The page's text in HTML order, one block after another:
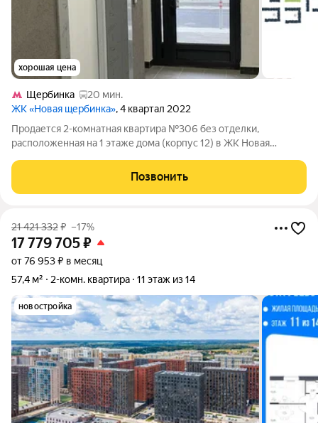
хорошая цена
Щербинка
20 мин.
ЖК «Новая щербинка», 4 квартал 2022
Продается 2-комнатная квартира №306 без отделки,
расположенная на 1 этаже дома (корпус 12) в ЖК Новая
СКИДКИ ДО 10%. Эксклюзивный дом комфорт-
класса.Окруженный лесным массивом, миниатюрный корпус с
Позвонить
21 421 332₽ –17%
17 779 705₽
от 76 953 ₽ в месяц
57,4 м²
2-комн. квартира 11 этаж из 14
новостройка